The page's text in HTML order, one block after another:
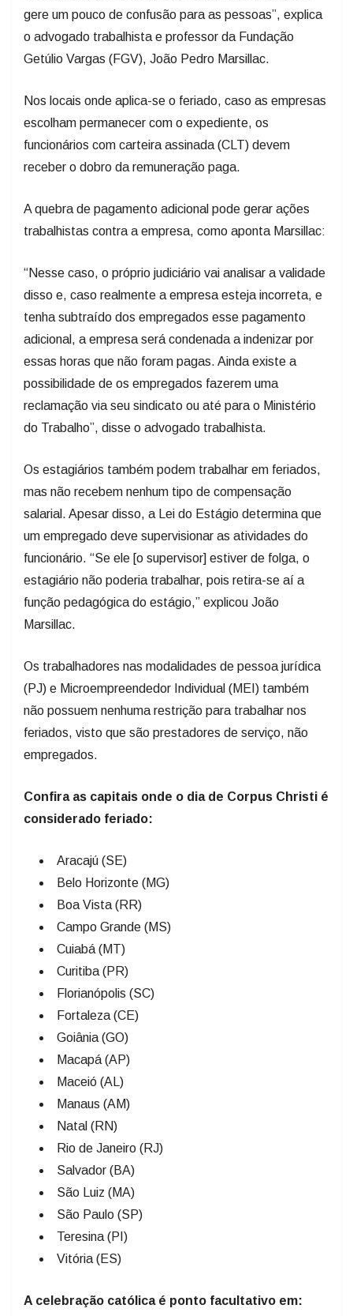
gere um pouco de confusão para as pessoas”, explica
o advogado trabalhista e professor da Fundação
Getúlio Vargas (FGV), João Pedro Marsillac.
Nos locais onde aplica-se o feriado, caso as empresas
escolham permanecer com o expediente, os
funcionários com carteira assinada (CLT) devem
receber o dobro da remuneração paga.
A quebra de pagamento adicional pode gerar ações
trabalhistas contra a empresa, como aponta Marsillac:
“Nesse caso, o próprio judiciário vai analisar a validade
disso e, caso realmente a empresa esteja incorreta, e
tenha subtraído dos empregados esse pagamento
adicional, a empresa será condenada a indenizar por
essas horas que não foram pagas. Ainda existe a
possibilidade de os empregados fazerem uma
reclamação via seu sindicato ou até para o Ministério
do Trabalho”, disse o advogado trabalhista.
Os estagiários também podem trabalhar em feriados,
mas não recebem nenhum tipo de compensação
salarial. Apesar disso, a Lei do Estágio determina que
um empregado deve supervisionar as atividades do
funcionário. “Se ele [o supervisor] estiver de folga, o
estagiário não poderia trabalhar, pois retira-se aí a
função pedagógica do estágio,” explicou João
Marsillac.
Os trabalhadores nas modalidades de pessoa jurídica
(PJ) e Microempreendedor Individual (MEI) também
não possuem nenhuma restrição para trabalhar nos
feriados, visto que são prestadores de serviço, não
empregados.
Confira as capitais onde o dia de Corpus Christi é
considerado feriado:
Aracajú (SE)
Belo Horizonte (MG)
Boa Vista (RR)
Campo Grande (MS)
Cuiabá (MT)
Curitiba (PR)
Florianópolis (SC)
Fortaleza (CE)
Goiânia (GO)
Macapá (AP)
Maceió (AL)
Manaus (AM)
Natal (RN)
Rio de Janeiro (RJ)
Salvador (BA)
São Luiz (MA)
São Paulo (SP)
Teresina (PI)
Vitória (ES)
A celebração católica é ponto facultativo em: